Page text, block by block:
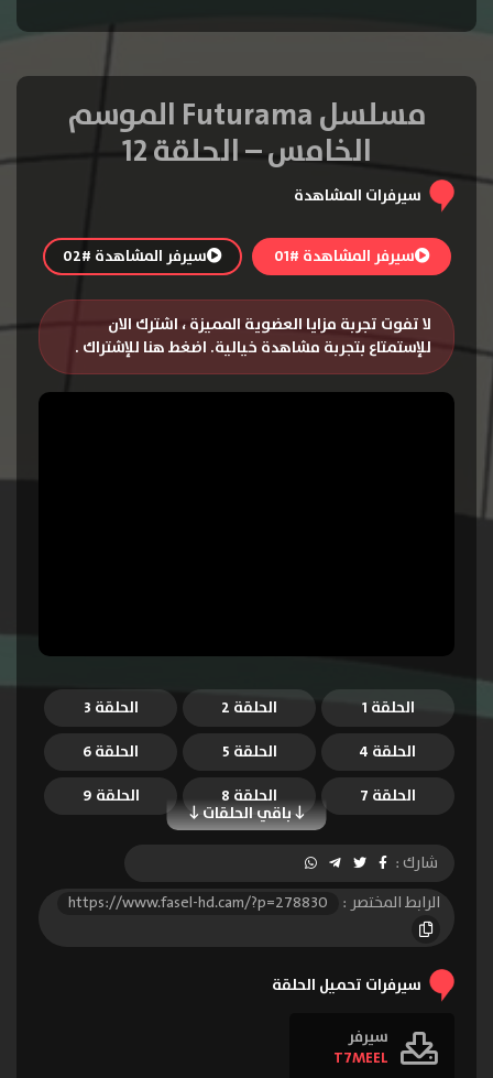
مسلسل Futurama الموسم
الخامس – الحلقة 12
سيرفرات المشاهدة
سيرفر المشاهدة #01 سيرفر المشاهدة #02
لا تفوت تجربة مزايا العضوية المميزة ، اشترك الان
للإستمتاع بتجربة مشاهدة خيالية. اضغط هنا للإشتراك .
الحلقة 1 الحلقة 2
الحلقة 3
الحلقة 4
الحلقة 5 الحلقة 6
باقي الحلقات
الحلقة 7 الحلقة 8
الحلقة 9
شارك :
الرابط المختصر :
https://www.fasel-hd.cam/?p=278830
سيرفرات تحميل الحلقة
سيرفر
T7MEEL